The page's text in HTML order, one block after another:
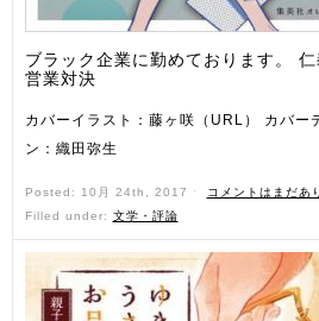
ブラック企業に勤めております。 仁
営業対決
カバーイラスト：藤ヶ咲（URL） カバー
ン：織田弥生
Posted: 10月 24th, 2017 ˑ
コメントはまだあ
Filled under: 文学・評論